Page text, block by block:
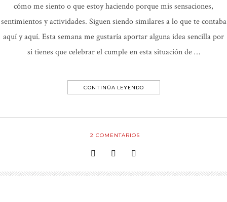
cómo me siento o que estoy haciendo porque mis sensaciones,
sentimientos y actividades. Siguen siendo similares a lo que te contaba
aquí y aquí. Esta semana me gustaría aportar alguna idea sencilla por
si tienes que celebrar el cumple en esta situación de …
CONTINÚA LEYENDO
2 COMENTARIOS